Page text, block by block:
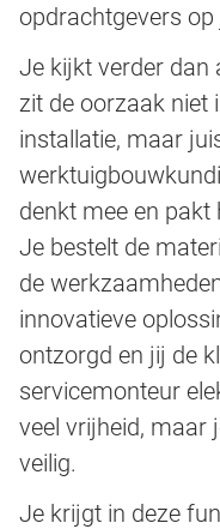
opdrachtgevers op
Je kijkt verder dan
zit de oorzaak niet
installatie, maar
denkt mee en pakt
Je bestelt de
de
innovatieve
ontzorgd en jij de
servicemonteur
veel vrijheid, maar
veilig.
Je krijgt in deze